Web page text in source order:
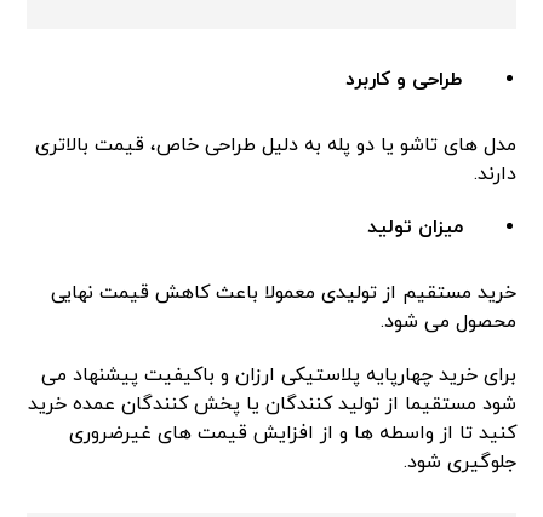
طراحی و کاربرد
مدل های تاشو یا دو پله به دلیل طراحی خاص، قیمت بالاتری
دارند.
میزان تولید
خرید مستقیم از تولیدی معمولا باعث کاهش قیمت نهایی
محصول می شود.
برای خرید چهارپایه پلاستیکی ارزان و باکیفیت پیشنهاد می
شود مستقیما از تولید کنندگان یا پخش کنندگان عمده خرید
کنید تا از واسطه ها و از افزایش قیمت های غیرضروری
جلوگیری شود.